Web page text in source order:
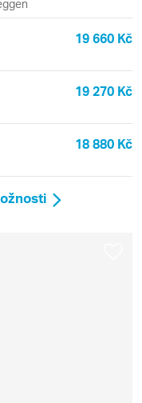
19 660 Kč
19 270 Kč
18 880 Kč